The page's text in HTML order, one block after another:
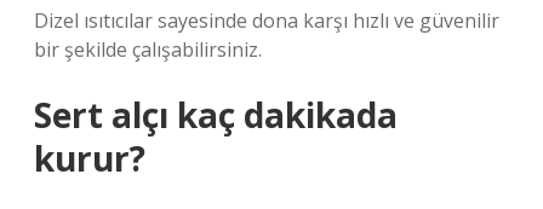
Dizel ısıtıcılar sayesinde dona karşı hızlı ve güvenilir
bir şekilde çalışabilirsiniz.
Sert alçı kaç dakikada
kurur?